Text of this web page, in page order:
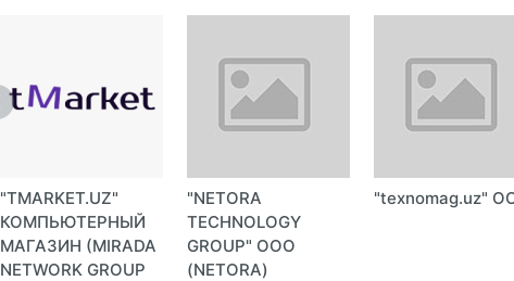
"TMARKET.UZ"
КОМПЬЮТЕРНЫЙ
МАГАЗИН (MIRADA
NETWORK GROUP
"NETORA
TECHNOLOGY
GROUP" ООО
(NETORA)
"texnomag.uz"